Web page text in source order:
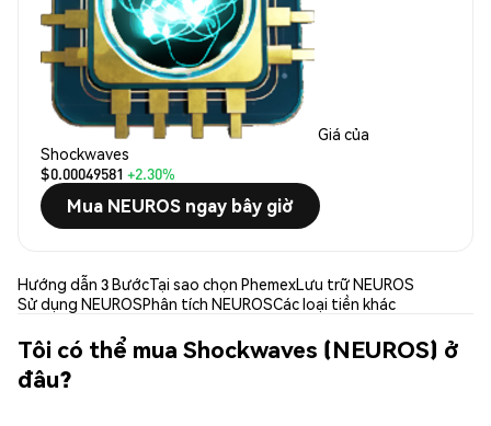
Giá của
Shockwaves
$0.00049581 +2.30%
Mua NEUROS ngay bây giờ
Hướng dẫn 3 BướcTại sao chọn PhemexLưu trữ NEUROS
Sử dụng NEUROSPhân tích NEUROSCác loại tiền khác
Tôi có thể mua Shockwaves (NEUROS) ở
đâu?